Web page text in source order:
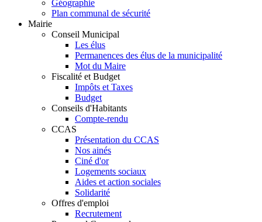
Géographie
Plan communal de sécurité
Mairie
Conseil Municipal
Les élus
Permanences des élus de la municipalité
Mot du Maire
Fiscalité et Budget
Impôts et Taxes
Budget
Conseils d'Habitants
Compte-rendu
CCAS
Présentation du CCAS
Nos ainés
Ciné d'or
Logements sociaux
Aides et action sociales
Solidarité
Offres d'emploi
Recrutement